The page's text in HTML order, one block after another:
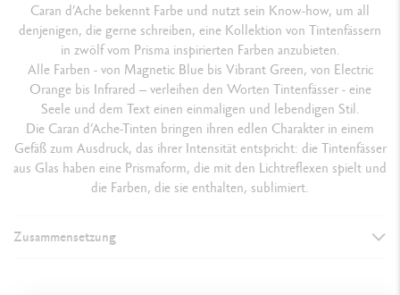
Caran d’Ache bekennt Farbe und nutzt sein Know-how, um all
denjenigen, die gerne schreiben, eine Kollektion von Tintenfässern
in zwölf vom Prisma inspirierten Farben anzubieten.
Alle Farben - von Magnetic Blue bis Vibrant Green, von Electric
Orange bis Infrared – verleihen den Worten Tintenfässer - eine
Seele und dem Text einen einmaligen und lebendigen Stil.
Die Caran d’Ache-Tinten bringen ihren edlen Charakter in einem
Gefäß zum Ausdruck, das ihrer Intensität entspricht: die Tintenfässer
aus Glas haben eine Prismaform, die mit den Lichtreflexen spielt und
die Farben, die sie enthalten, sublimiert.
Zusammensetzung